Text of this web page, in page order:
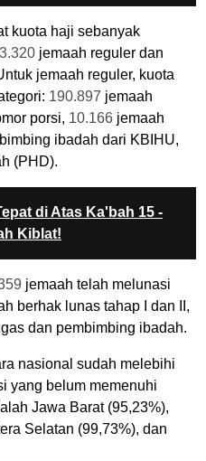
kuota haji sebanyak
jemaah reguler dan
jemaah reguler, kuota
190.897 jemaah
porsi, 10.166 jemaah
ibadah dari KBIHU,
(PHD).
di Atas Ka'bah 15 -
Kiblat!
jemaah telah melunasi
berhak lunas tahap I dan II,
dan pembimbing ibadah.
nasional sudah melebihi
yang belum memenuhi
Jawa Barat (95,23%),
Selatan (99,73%), dan